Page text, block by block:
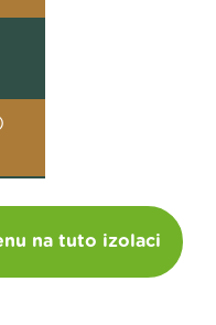
na tuto izolaci